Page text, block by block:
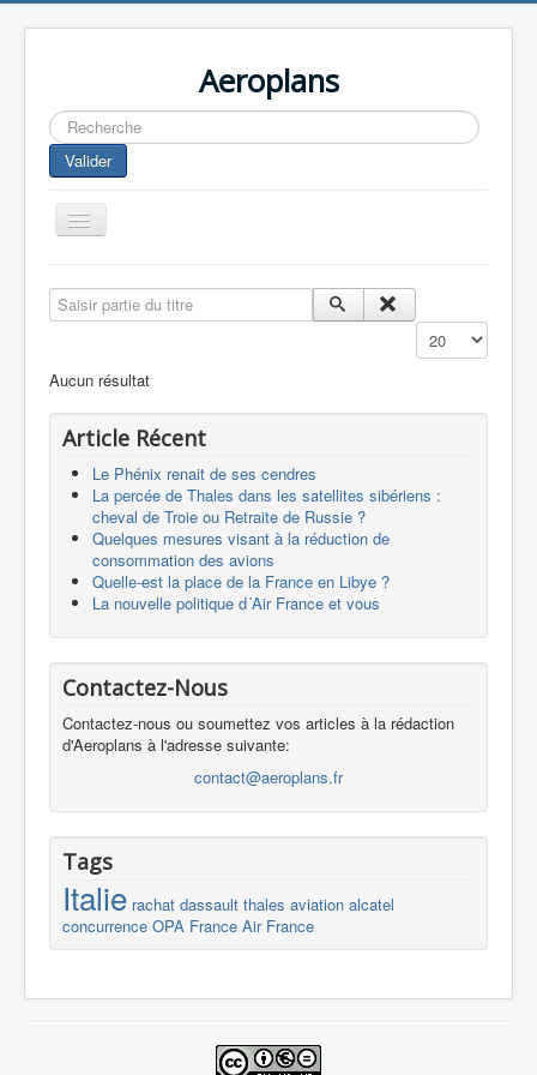
Aeroplans
Rechercher
Valider
Toggle
Navigation
Aviation Commerciale
Europespace
Drones
Saisir partie du titre
Affichage #
Aucun résultat
Article Récent
Le Phénix renait de ses cendres
La percée de Thales dans les satellites sibériens :
cheval de Troie ou Retraite de Russie ?
Quelques mesures visant à la réduction de
consommation des avions
Quelle-est la place de la France en Libye ?
La nouvelle politique d´Air France et vous
Contactez-Nous
Contactez-nous ou soumettez vos articles à la rédaction
d'Aeroplans à l'adresse suivante:
contact@aeroplans.fr
Tags
Italie rachat dassault thales aviation alcatel
concurrence OPA France Air France